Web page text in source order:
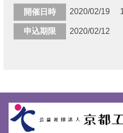
開催日時 2020/02/19
申込期限 2020/02/12